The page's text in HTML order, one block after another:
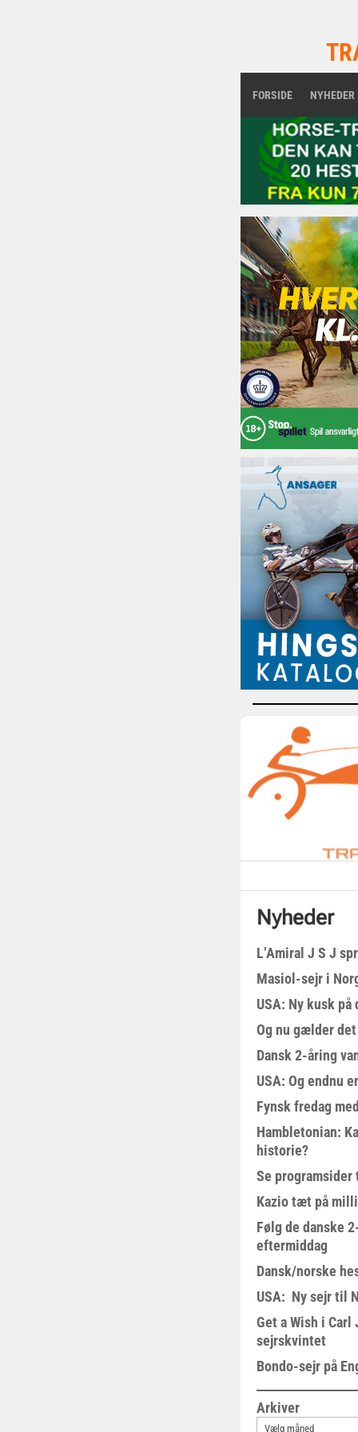
FORSIDE NYHEDER
Nyheder
L’Amiral J S J
Masiol-sejr i
USA: Ny kusk på
Og nu gælder
Dansk 2-åring
USA: Og endnu
Fynsk fredag
Hambletonian:
historie?
Se
Kazio tæt på
Følg de danske
eftermiddag
Dansk/norske
USA: Ny sejr til
Get a Wish i Carl
sejrskvintet
Bondo-sejr på
Arkiver